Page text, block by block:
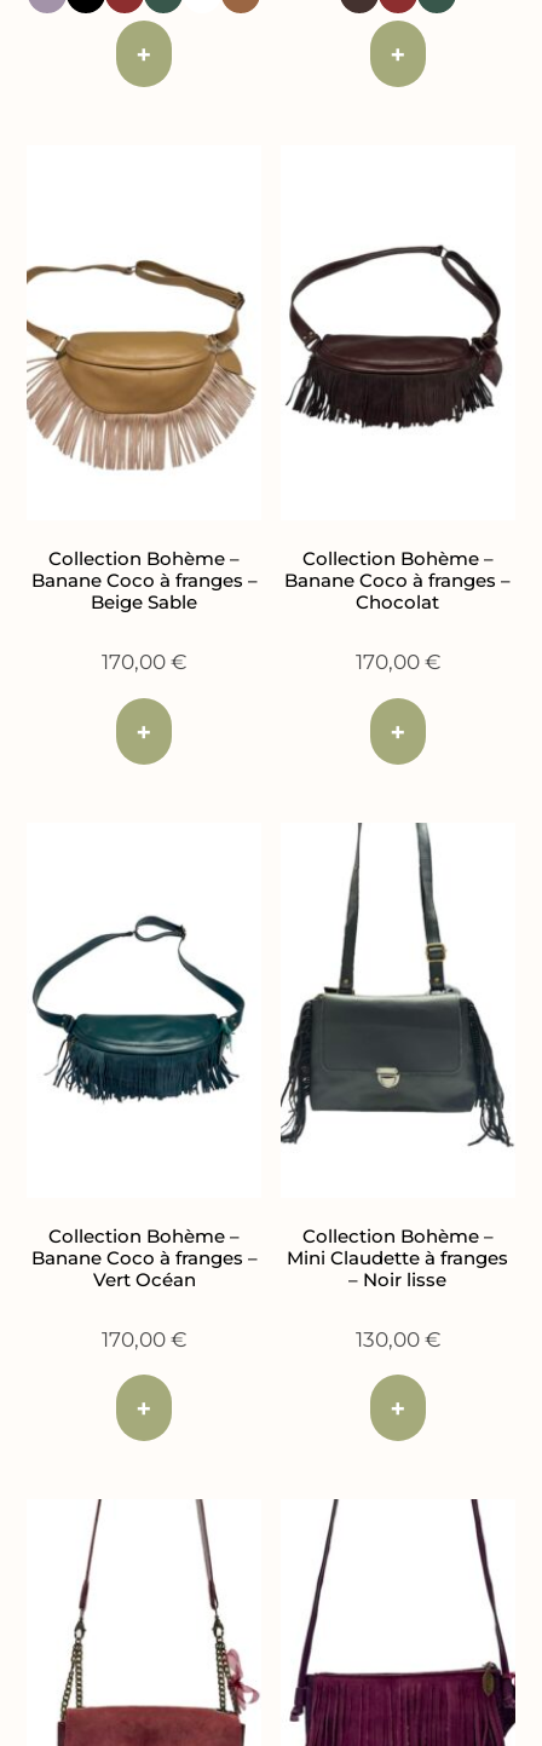
Collection Bohème –
Banane Coco à franges –
Beige Sable
170,00€
Collection Bohème –
Banane Coco à franges –
Chocolat
170,00 €
Collection Bohème –
Banane Coco à franges –
Vert Océan
170,00€
Collection Bohème –
Mini Claudette à franges
– Noir lisse
130,00 €